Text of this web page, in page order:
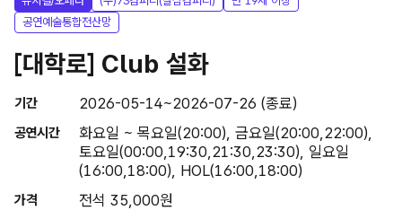
공연예술통합전산망
[대학로] Club 설화
기간 2026-05-14~2026-07-26 (종료)
공연시간
화요일 ~ 목요일(20:00), 금요일(20:00,22:00),
토요일(00:00,19:30,21:30,23:30), 일요일
(16:00,18:00), HOL(16:00,18:00)
가격 전석 35,000원